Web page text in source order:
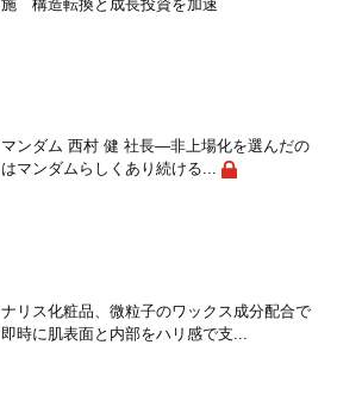
施 構造転換と成長投資を加速
マンダム 西村 健 社長―非上場化を選んだの
はマンダムらしくあり続ける...
ナリス化粧品、微粒子のワックス成分配合で
即時に肌表面と内部をハリ感で支...